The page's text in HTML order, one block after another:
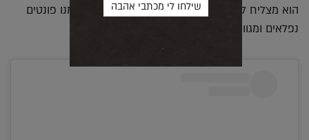
הוא מצליח להתגבר על מגבלות המדיום ולהרכיב ממנו פונטים
נפלאים ומגוונים.